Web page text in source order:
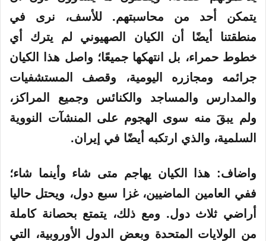
يتمكن أحد من محاسبتهم. للأسف، نرى في
منطقتنا أيضًا أن الكيان الصهيوني لم يترك أي
خطوط حمراء، بل انتهكها جميعًا؛ واصل هذا الكيان
جرائمه ومجازره اليومية، وقصف المستشفيات
والمدارس والمساجد والكنائس وجميع المراكز،
ولم يبقَ منه سوى الهجوم على المنشآت النووية
السلمية، والذي ارتكبه أيضًا في إيران.
واضاف: هذا الكيان يهاجم متى شاء وأينما شاء؛
ففي العامين الماضيين، غزا سبع دول، ويحتل حاليا
أراضي ثلاث دول. ومع ذلك، يتمتع بحصانة كاملة
من الولايات المتحدة وبعض الدول الأوروبية، التي